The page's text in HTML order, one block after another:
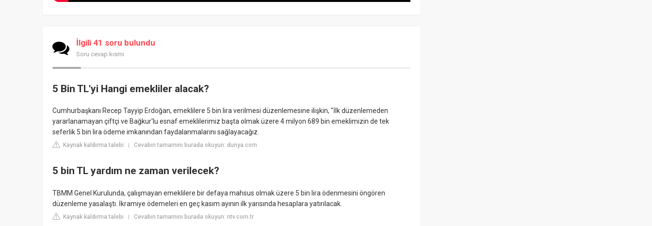
İlgili 41 soru bulundu
Soru cevap kısmı
5 Bin TL'yi Hangi emekliler alacak?
Cumhurbaşkanı Recep Tayyip Erdoğan, emeklilere 5 bin lira verilmesi düzenlemesine ilişkin, "İlk düzenlemeden
yararlanamayan çiftçi ve Bağkur'lu esnaf emeklilerimiz başta olmak üzere 4 milyon 689 bin emeklimizin de tek
seferlik 5 bin lira ödeme imkanından faydalanmalarını sağlayacağız.
Kaynak kaldırma talebi | Cevabın tamamını burada okuyun: dunya.com
5 bin TL yardım ne zaman verilecek?
TBMM Genel Kurulunda, çalışmayan emeklilere bir defaya mahsus olmak üzere 5 bin lira ödenmesini öngören
düzenleme yasalaştı. İkramiye ödemeleri en geç kasım ayının ilk yarısında hesaplara yatırılacak.
Kaynak kaldırma talebi | Cevabın tamamını burada okuyun: ntv.com.tr